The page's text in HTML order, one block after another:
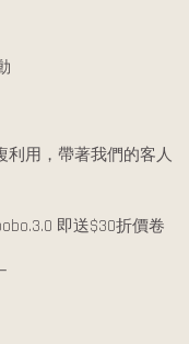
用，帶著我們的客人
即送$30折價卷